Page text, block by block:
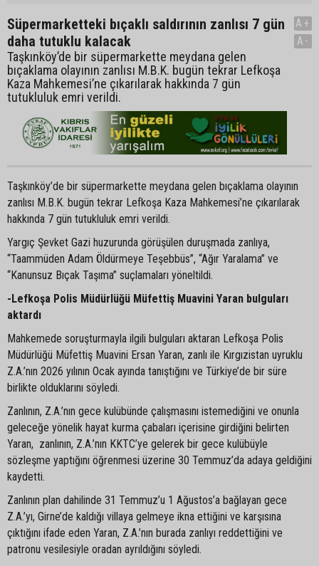
Süpermarketteki bıçaklı saldırının zanlısı 7 gün
daha tutuklu kalacak
Taşkınköy’de bir süpermarkette meydana gelen
bıçaklama olayının zanlısı M.B.K. bugün tekrar Lefkoşa
Kaza Mahkemesi’ne çıkarılarak hakkında 7 gün
tutukluluk emri verildi.
A+
A-
Taşkınköy’de bir süpermarkette meydana gelen bıçaklama olayının
zanlısı M.B.K. bugün tekrar Lefkoşa Kaza Mahkemesi’ne çıkarılarak
hakkında 7 gün tutukluluk emri verildi.
Yargıç Şevket Gazi huzurunda görüşülen duruşmada zanlıya,
“Taammüden Adam Öldürmeye Teşebbüs”, “Ağır Yaralama” ve
“Kanunsuz Bıçak Taşıma” suçlamaları yöneltildi.
-Lefkoşa Polis Müdürlüğü Müfettiş Muavini Yaran bulguları
aktardı
Mahkemede soruşturmayla ilgili bulguları aktaran Lefkoşa Polis
Müdürlüğü Müfettiş Muavini Ersan Yaran, zanlı ile Kırgızistan uyruklu
Z.A.’nın 2026 yılının Ocak ayında tanıştığını ve Türkiye’de bir süre
birlikte olduklarını söyledi.
Zanlının, Z.A.’nın gece kulübünde çalışmasını istemediğini ve onunla
geleceğe yönelik hayat kurma çabaları içerisine girdiğini belirten
Yaran, zanlının, Z.A.’nın KKTC’ye gelerek bir gece kulübüyle
sözleşme yaptığını öğrenmesi üzerine 30 Temmuz’da adaya geldiğini
kaydetti.
Zanlının plan dahilinde 31 Temmuz’u 1 Ağustos’a bağlayan gece
Z.A.’yı, Girne’de kaldığı villaya gelmeye ikna ettiğini ve karşısına
çıktığını ifade eden Yaran, Z.A.’nın burada zanlıyı reddettiğini ve
patronu vesilesiyle oradan ayrıldığını söyledi.